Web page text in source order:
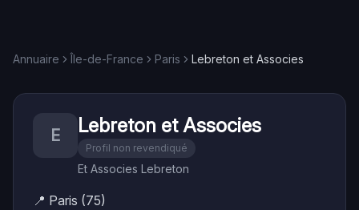
Annuaire Île-de-France Paris Lebreton et Associes
E Lebreton et Associes
Profil non revendiqué
Et Associes Lebreton
📍 Paris (75)